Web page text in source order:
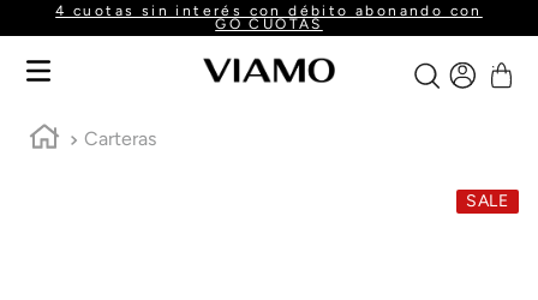
4 cuotas sin interés con débito abonando con
GO CUOTAS
Carteras
SALE